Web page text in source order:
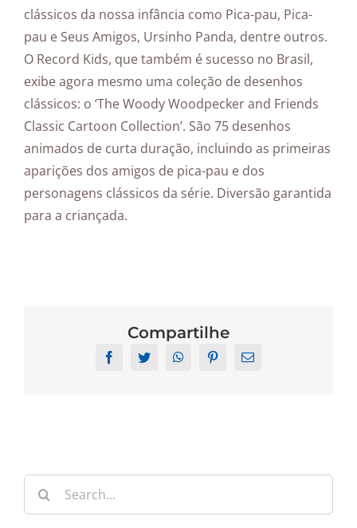
clássicos da nossa infância como Pica-pau, Pica-
pau e Seus Amigos, Ursinho Panda, dentre outros.
O Record Kids, que também é sucesso no Brasil,
exibe agora mesmo uma coleção de desenhos
clássicos: o ‘The Woody Woodpecker and Friends
Classic Cartoon Collection’. São 75 desenhos
animados de curta duração, incluindo as primeiras
aparições dos amigos de pica-pau e dos
personagens clássicos da série. Diversão garantida
para a criançada.
Compartilhe
FacebookTwitter WhatsAppPinterestEmail
Search
for: